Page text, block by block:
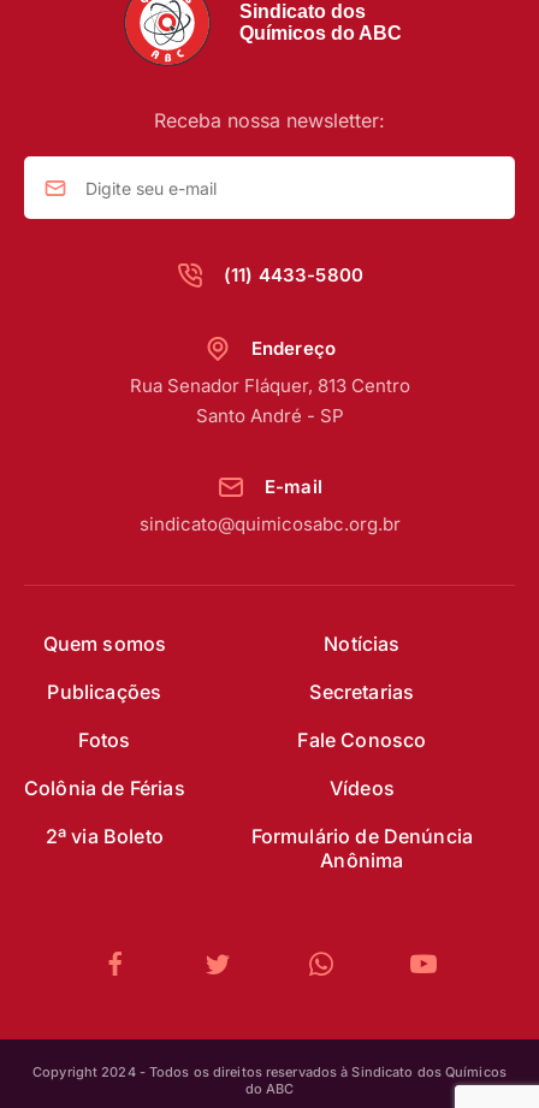
Sindicato dos
Químicos do ABC
(11) 4433-5800
Receba nossa newsletter:
Quem somos
Notícias
Publicações
Secretarias
Fotos
Fale Conosco
Colônia de Férias
Vídeos
2ª via Boleto
Formulário de Denúncia
Anônima
Endereço
Rua Senador Fláquer, 813 Centro
Santo André - SP
E-mail
sindicato@quimicosabc.org.br
Copyright 2024 - Todos os direitos reservados à Sindicato dos Químicos
do ABC